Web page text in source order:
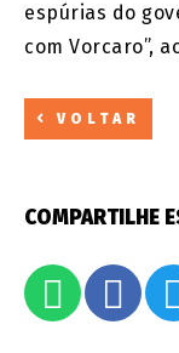
espúrias do
com Vorcaro”,
VOLTAR
COMPARTILHE